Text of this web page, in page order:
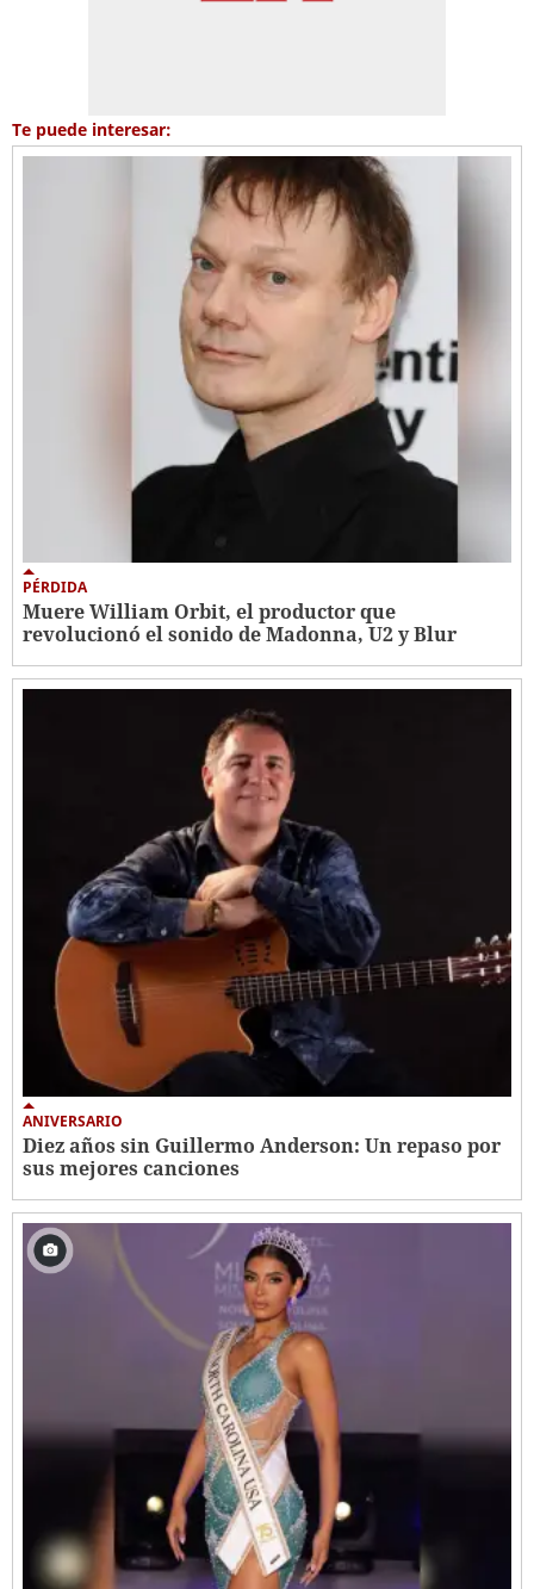
Te puede interesar:
PÉRDIDA
Muere William Orbit, el productor que
revolucionó el sonido de Madonna, U2 y Blur
ANIVERSARIO
Diez años sin Guillermo Anderson: Un repaso por
sus mejores canciones